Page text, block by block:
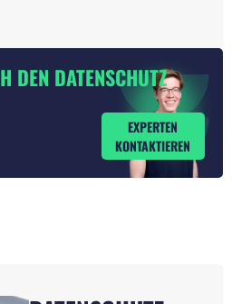
DEN DATENSCHUTZ
EXPERTEN
KONTAKTIEREN